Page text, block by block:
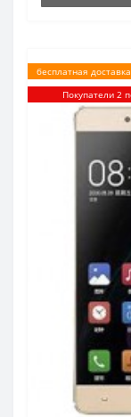
бесплатная
Покупатели 2